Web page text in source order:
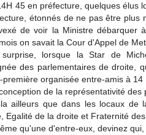
45 en préfecture, quelques élus
étonnés de ne pas être plus
de voir la Ministre débarquer
on savait la Cour d'Appel de
surprise, lorsque la Star de
des parlementaires de droite,
première organisée entre-amis à 14
de la représentativité
ailleurs que dans les locaux de
Egalité de la droite et Fraternité
qu'une d'entre-eux, devinez